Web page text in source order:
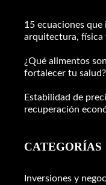
15 ecuaciones que
arquitectura, física
¿Qué alimentos
fortalecer tu salud?
Estabilidad de
recuperación
CATEGORÍAS
Inversiones y